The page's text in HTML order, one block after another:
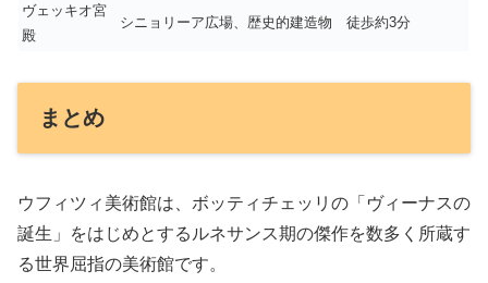
ヴェッキオ宮
殿
シニョリーア広場、歴史的建造物 徒歩約3分
まとめ
ウフィツィ美術館は、ボッティチェッリの「ヴィーナスの
誕生」をはじめとするルネサンス期の傑作を数多く所蔵す
る世界屈指の美術館です。